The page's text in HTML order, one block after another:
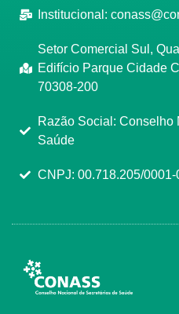
Institucional:
Setor Comercial Sul,
Edifício Parque Cidade
70308-200
Razão Social: Conselho
Saúde
CNPJ: 00.718.205/0001-